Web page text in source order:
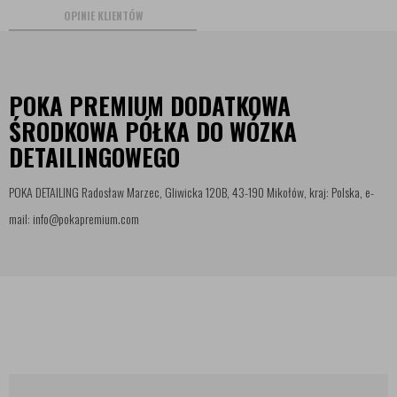
OPINIE KLIENTÓW
POKA PREMIUM DODATKOWA
ŚRODKOWA PÓŁKA DO WÓZKA
DETAILINGOWEGO
POKA DETAILING Radosław Marzec, Gliwicka 120B, 43-190 Mikołów, kraj: Polska, e-
mail: info@pokapremium.com